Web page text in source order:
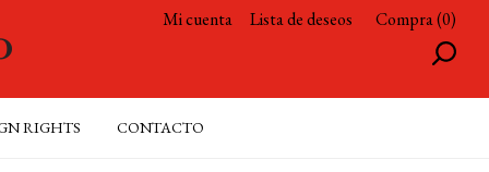
Mi cuenta Lista de deseos Compra (0)
RIGHTS CONTACTO